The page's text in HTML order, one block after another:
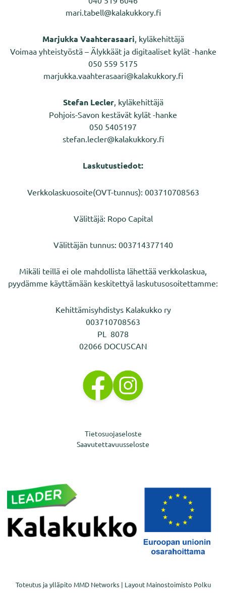
mari.tabell@kalakukkory.fi
Marjukka Vaahterasaari, kyläkehittäjä
Voimaa yhteistyöstä – Älykkäät ja digitaaliset kylät -hanke
050 559 5175
marjukka.vaahterasaari@kalakukkory.fi
Stefan Lecler, kyläkehittäjä
Pohjois-Savon kestävät kylät -hanke
050 5405197
stefan.lecler@kalakukkory.fi
Laskutustiedot:
Verkkolaskuosoite(OVT-tunnus): 003710708563
Välittäjä: Ropo Capital
Välittäjän tunnus: 003714377140
Mikäli teillä ei ole mahdollista lähettää verkkolaskua,
pyydämme käyttämään keskitettyä laskutusosoitettamme:
Kehittämisyhdistys Kalakukko ry
003710708563
PL 8078
02066 DOCUSCAN
Tietosuojaseloste
Saavutettavuusseloste
Toteutus ja ylläpito MMD Networks| Layout Mainostoimisto Polku